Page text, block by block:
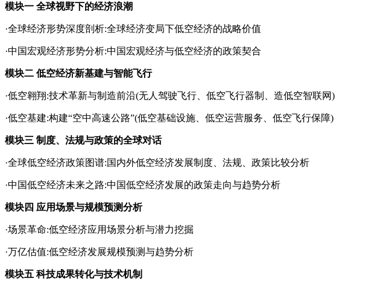
模块一 全球视野下的经济浪潮
·全球经济形势深度剖析:全球经济变局下低空经济的战略价值
·中国宏观经济形势分析:中国宏观经济与低空经济的政策契合
模块二 低空经济新基建与智能飞行
·低空翱翔:技术革新与制造前沿(无人驾驶飞行、低空飞行器制、造低空智联网)
·低空基建:构建“空中高速公路”(低空基础设施、低空运营服务、低空飞行保障)
模块三 制度、法规与政策的全球对话
·全球低空经济政策图谱:国内外低空经济发展制度、法规、政策比较分析
·中国低空经济未来之路:中国低空经济发展的政策走向与趋势分析
模块四 应用场景与规模预测分析
·场景革命:低空经济应用场景分析与潜力挖掘
·万亿估值:低空经济发展规模预测与趋势分析
模块五 科技成果转化与技术机制